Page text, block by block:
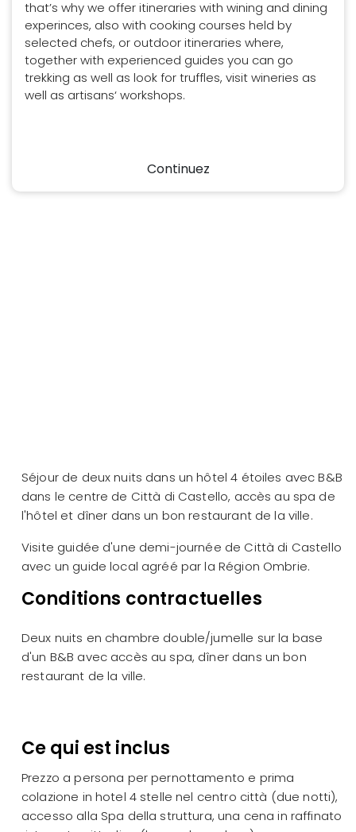
Séjour de deux nuits dans un hôtel 4 étoiles avec B&B
dans le centre de Città di Castello, accès au spa de
l'hôtel et dîner dans un bon restaurant de la ville.
Visite guidée d'une demi-journée de Città di Castello
avec un guide local agréé par la Région Ombrie.
Conditions contractuelles
Deux nuits en chambre double/jumelle sur la base
d'un B&B avec accès au spa, dîner dans un bon
restaurant de la ville.
Ce qui est inclus
Prezzo a persona per pernottamento e prima
colazione in hotel 4 stelle nel centro città (due notti),
accesso alla Spa della struttura, una cena in raffinato
that’s why we offer itineraries with wining and dining
experinces, also with cooking courses held by
selected chefs, or outdoor itineraries where,
together with experienced guides you can go
trekking as well as look for truffles, visit wineries as
well as artisans‘ workshops.
Continuez